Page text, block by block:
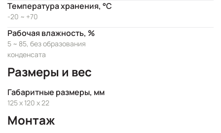
Температура хранения, °C
-20 ~ +70
Рабочая влажность, %
5 ~ 85, без образования
конденсата
Размеры и вес
Габаритные размеры, мм
125 x 120 x 22
Монтаж